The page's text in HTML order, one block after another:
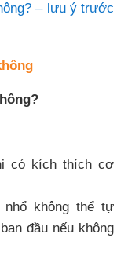
– lưu ý trước
có kích thích cơ
không thể tự
đầu nếu không